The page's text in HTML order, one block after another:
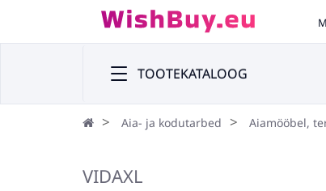
TOOTEKATALOOG
Aia- ja kodutarbed Aiamööbel,
VIDAXL